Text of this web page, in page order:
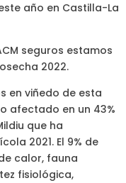
año en Castilla-La
seguros estamos
2022.
en viñedo de esta
afectado en un 43%
que ha
2021. El 9% de
calor, fauna
fisiológica,